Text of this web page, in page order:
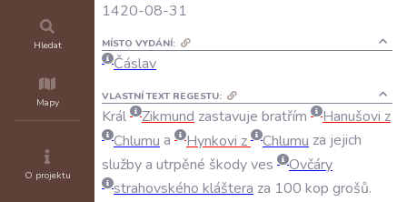
Hledat
Mapy
O projektu
1420-08-31
MÍSTO VYDÁNÍ:
Čáslav
VLASTNÍ TEXT REGESTU:
Král Zikmund zastavuje bratřím Hanušovi z
Chlumu a Hynkovi z Chlumu za jejich
službya utrpěné škodyves
Ovčáry
strahovského kláštera za 100 kop grošů.